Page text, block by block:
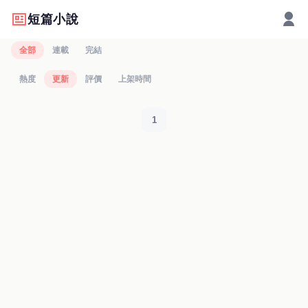
短篇小說
全部 連載 完結
熱度 更新 評價 上架時間
1